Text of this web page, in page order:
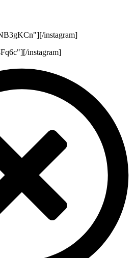
instagram]
instagram]